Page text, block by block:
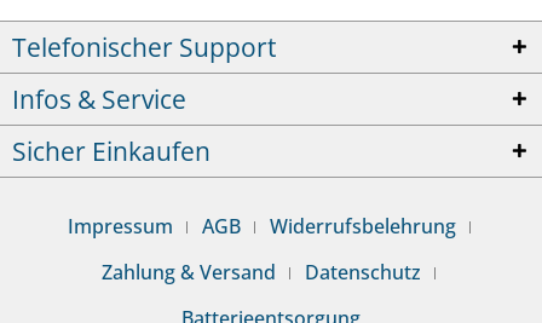
Telefonischer Support
Infos & Service
Sicher Einkaufen
Impressum AGB
Widerrufsbelehrung
Zahlung & Versand
Datenschutz